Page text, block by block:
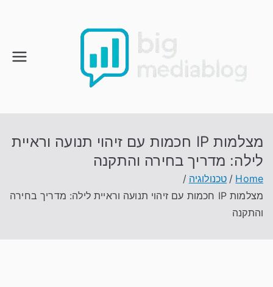
מצלמות IP חכמות עם זיהוי תנועה וראיית
לילה: מדריך בחירה והתקנה
Home
טכנולוגיה
מצלמות IP חכמות עם זיהוי תנועה וראיית לילה: מדריך בחירה
והתקנה